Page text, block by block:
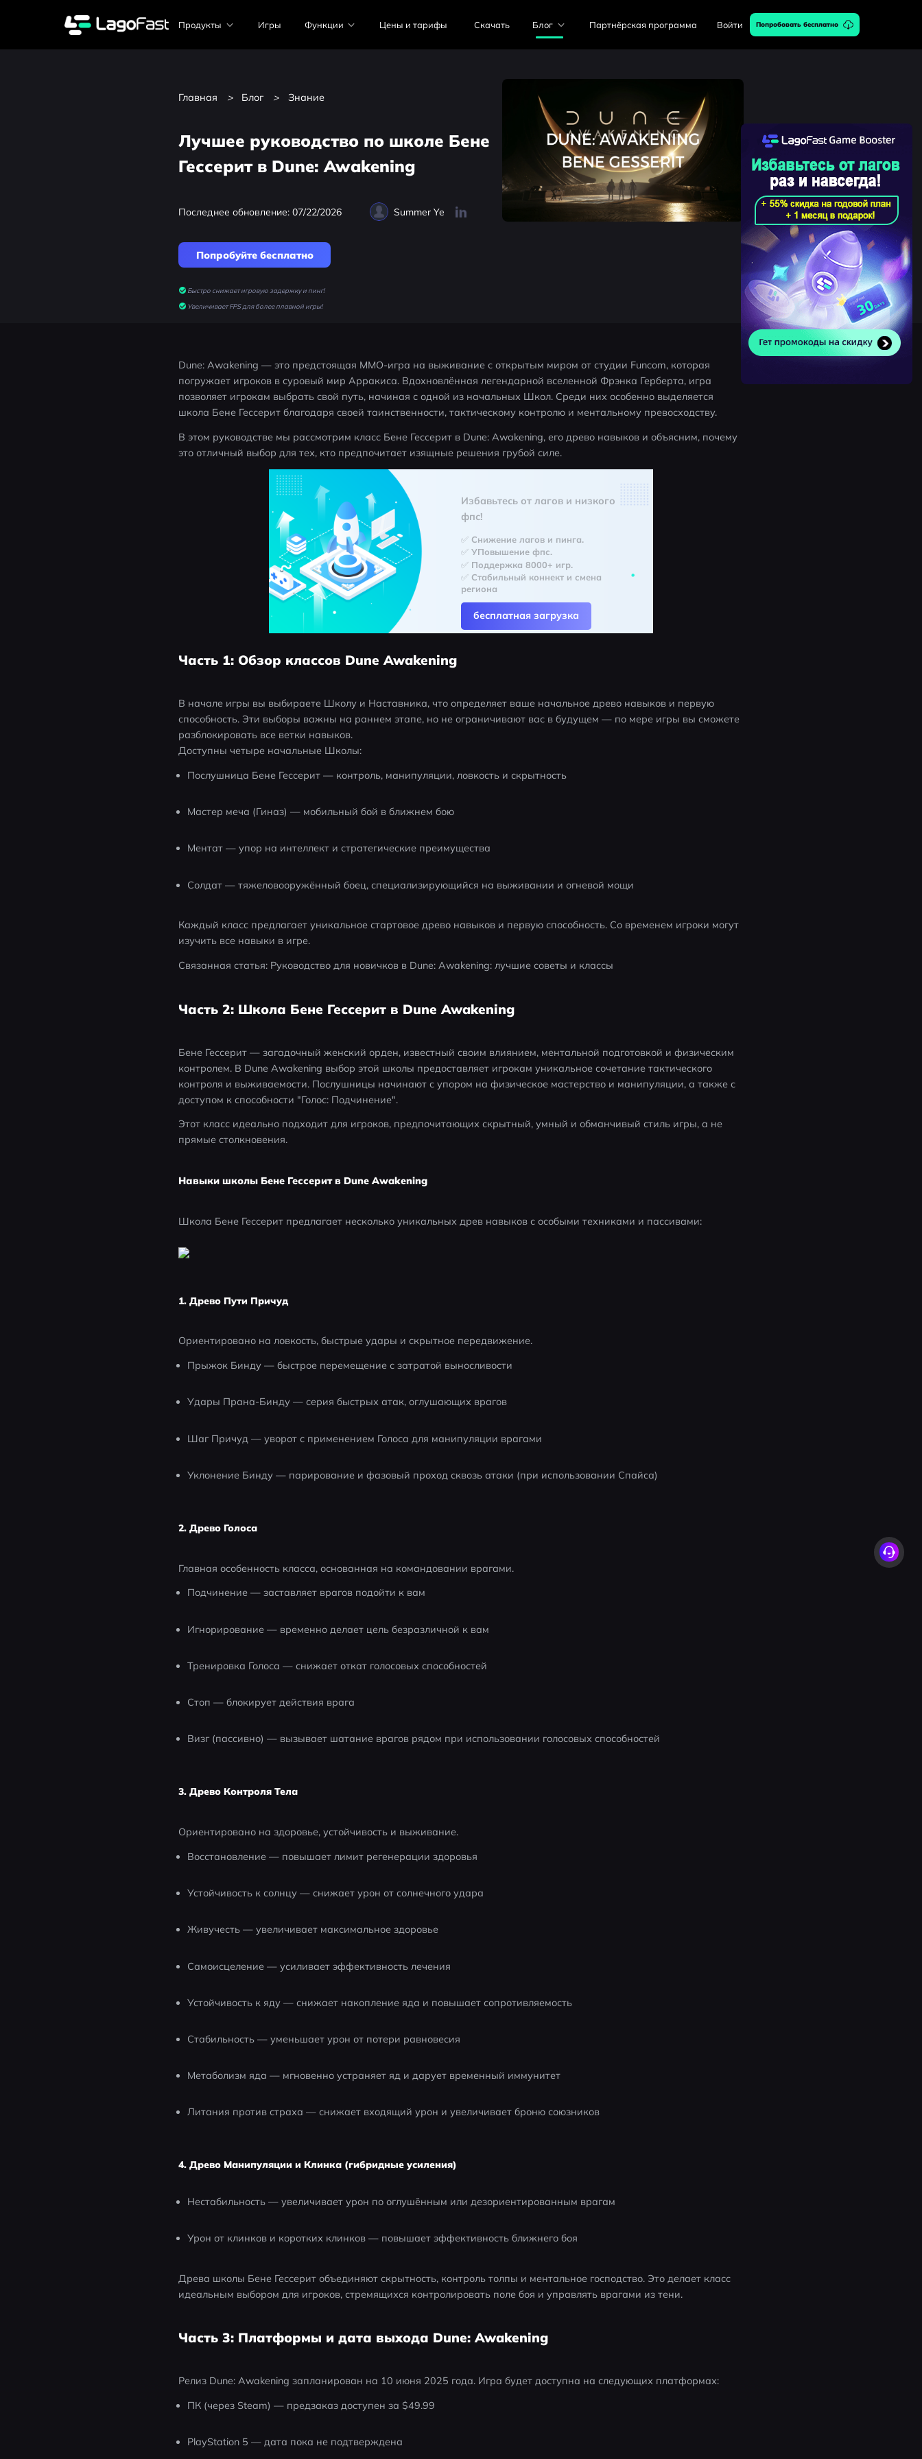
Продукты Игры Функции Цены и тарифы Скачать Блог Партнёрская программа Войти Попробовать бесплатно
Главная > Блог > Знание
Лучшее руководство по школе Бене
Гессерит в Dune: Awakening
Последнее обновление: 07/22/2026 Summer Ye
Попробуйте бесплатно
Быстро снижает игровую задержку и пинг!
Увеличивает FPS для более плавной игры!
Dune: Awakening — это предстоящая MMO-игра на выживание с открытым миром от студии Funcom, которая
погружает игроков в суровый мир Арракиса. Вдохновлённая легендарной вселенной Фрэнка Герберта, игра
позволяет игрокам выбрать свой путь, начиная с одной из начальных Школ. Среди них особенно выделяется
школа Бене Гессерит благодаря своей таинственности, тактическому контролю и ментальному превосходству.
В этом руководстве мы рассмотрим класс Бене Гессерит в Dune: Awakening, его древо навыков и объясним, почему
это отличный выбор для тех, кто предпочитает изящные решения грубой силе.
Избавьтесь от лагов и низкого
фпс!
✅ Снижение лагов и пинга.
✅ УПовышение фпс.
✅ Поддержка 8000+ игр.
✅ Стабильный коннект и смена
региона
бесплатная загрузка
Часть 1: Обзор классов Dune Awakening
В начале игры вы выбираете Школу и Наставника, что определяет ваше начальное древо навыков и первую
способность. Эти выборы важны на раннем этапе, но не ограничивают вас в будущем — по мере игры вы сможете
разблокировать все ветки навыков.
Доступны четыре начальные Школы:
Послушница Бене Гессерит — контроль, манипуляции, ловкость и скрытность
Мастер меча (Гиназ) — мобильный бой в ближнем бою
Ментат — упор на интеллект и стратегические преимущества
Солдат — тяжеловооружённый боец, специализирующийся на выживании и огневой мощи
Каждый класс предлагает уникальное стартовое древо навыков и первую способность. Со временем игроки могут
изучить все навыки в игре.
Связанная статья: Руководство для новичков в Dune: Awakening: лучшие советы и классы
Часть 2: Школа Бене Гессерит в Dune Awakening
Бене Гессерит — загадочный женский орден, известный своим влиянием, ментальной подготовкой и физическим
контролем. В Dune Awakening выбор этой школы предоставляет игрокам уникальное сочетание тактического
контроля и выживаемости. Послушницы начинают с упором на физическое мастерство и манипуляции, а также с
доступом к способности "Голос: Подчинение".
Этот класс идеально подходит для игроков, предпочитающих скрытный, умный и обманчивый стиль игры, а не
прямые столкновения.
Навыки школы Бене Гессерит в Dune Awakening
Школа Бене Гессерит предлагает несколько уникальных древ навыков с особыми техниками и пассивами:
1. Древо Пути Причуд
Ориентировано на ловкость, быстрые удары и скрытное передвижение.
Прыжок Бинду — быстрое перемещение с затратой выносливости
Удары Прана-Бинду — серия быстрых атак, оглушающих врагов
Шаг Причуд — уворот с применением Голоса для манипуляции врагами
Уклонение Бинду — парирование и фазовый проход сквозь атаки (при использовании Спайса)
2. Древо Голоса
Главная особенность класса, основанная на командовании врагами.
Подчинение — заставляет врагов подойти к вам
Игнорирование — временно делает цель безразличной к вам
Тренировка Голоса — снижает откат голосовых способностей
Стоп — блокирует действия врага
Визг (пассивно) — вызывает шатание врагов рядом при использовании голосовых способностей
3. Древо Контроля Тела
Ориентировано на здоровье, устойчивость и выживание.
Восстановление — повышает лимит регенерации здоровья
Устойчивость к солнцу — снижает урон от солнечного удара
Живучесть — увеличивает максимальное здоровье
Самоисцеление — усиливает эффективность лечения
Устойчивость к яду — снижает накопление яда и повышает сопротивляемость
Стабильность — уменьшает урон от потери равновесия
Метаболизм яда — мгновенно устраняет яд и дарует временный иммунитет
Литания против страха — снижает входящий урон и увеличивает броню союзников
4. Древо Манипуляции и Клинка (гибридные усиления)
Нестабильность — увеличивает урон по оглушённым или дезориентированным врагам
Урон от клинков и коротких клинков — повышает эффективность ближнего боя
Древа школы Бене Гессерит объединяют скрытность, контроль толпы и ментальное господство. Это делает класс
идеальным выбором для игроков, стремящихся контролировать поле боя и управлять врагами из тени.
Часть 3: Платформы и дата выхода Dune: Awakening
Релиз Dune: Awakening запланирован на 10 июня 2025 года. Игра будет доступна на следующих платформах:
ПК (через Steam) — предзаказ доступен за $49.99
PlayStation 5 — дата пока не подтверждена